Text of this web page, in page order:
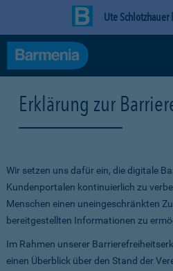
Ute
Erklärung zur
Wir setzen uns dafür ein, die digitale
Kundenportalen kontinuierlich zu
Menschen einen uneingeschränkten
bereitgestellten Informationen zu
Im Rahmen unserer
einen Überblick über den Stand der